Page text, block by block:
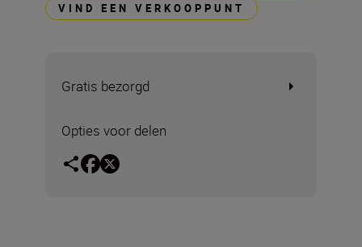
VIND EEN VERKOOPPUNT
Gratis bezorgd
Opties voor delen